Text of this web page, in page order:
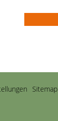
Sitemap